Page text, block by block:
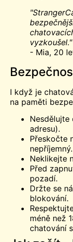
vyzkoušel."
- Mia, 20
I když je
na paměti
Nesdělujte
adresu).
Přeskočte
nepříjemný.
Neklikejte
Před
pozadí.
Držte se
blokování.
méně než
chatování